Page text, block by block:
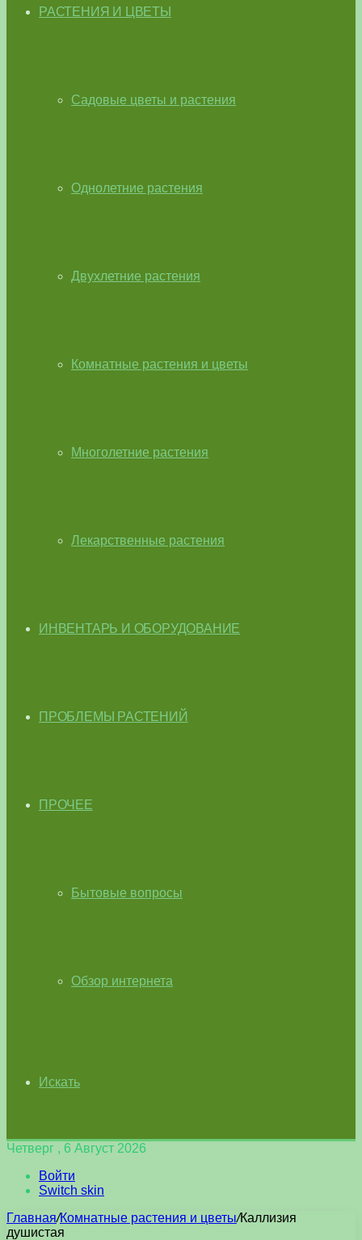
РАСТЕНИЯ И ЦВЕТЫ
Садовые цветы и растения
Однолетние растения
Двухлетние растения
Комнатные растения и цветы
Многолетние растения
Лекарственные растения
ИНВЕНТАРЬ И ОБОРУДОВАНИЕ
ПРОБЛЕМЫ РАСТЕНИЙ
ПРОЧЕЕ
Бытовые вопросы
Обзор интернета
Искать
Четверг , 6 Август 2026
Войти
Switch skin
Главная/Комнатные растения и цветы/Каллизия
душистая